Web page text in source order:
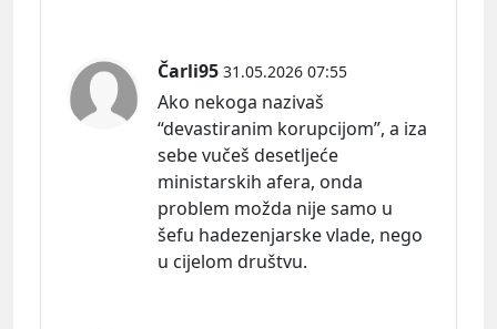
Čarli95 31.05.2026 07:55
Ako nekoga nazivaš
“devastiranim korupcijom”, a iza
sebe vučeš desetljeće
ministarskih afera, onda
problem možda nije samo u
šefu hadezenjarske vlade, nego
u cijelom društvu.